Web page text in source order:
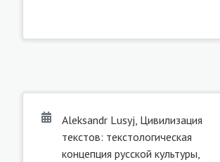
Aleksandr Lusyj, Цивилизация
текстов: текстологическая
концепция русской культуры,